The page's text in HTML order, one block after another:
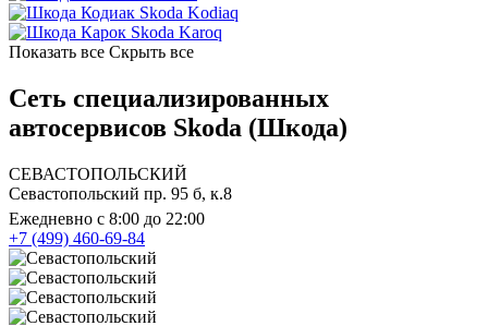
Skoda Kodiaq
Skoda Karoq
Показать все Скрыть все
Сеть специализированных
автосервисов Skoda (Шкода)
СЕВАСТОПОЛЬСКИЙ
Севастопольский пр. 95 б, к.8
Ежедневно с 8:00 до 22:00
+7 (499) 460-69-84